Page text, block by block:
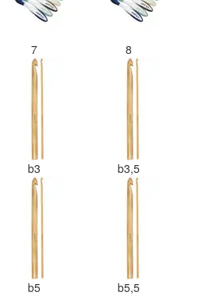
7 8
b3 b3,5
b5 b5,5